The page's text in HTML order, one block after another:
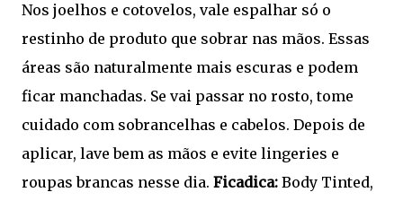
Nos joelhos e cotovelos, vale espalhar só o
restinho de produto que sobrar nas mãos. Essas
áreas são naturalmente mais escuras e podem
ficar manchadas. Se vai passar no rosto, tome
cuidado com sobrancelhas e cabelos. Depois de
aplicar, lave bem as mãos e evite lingeries e
roupas brancas nesse dia. Ficadica: Body Tinted,